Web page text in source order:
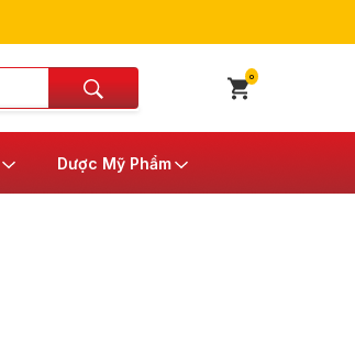
0
Dược Mỹ Phẩm